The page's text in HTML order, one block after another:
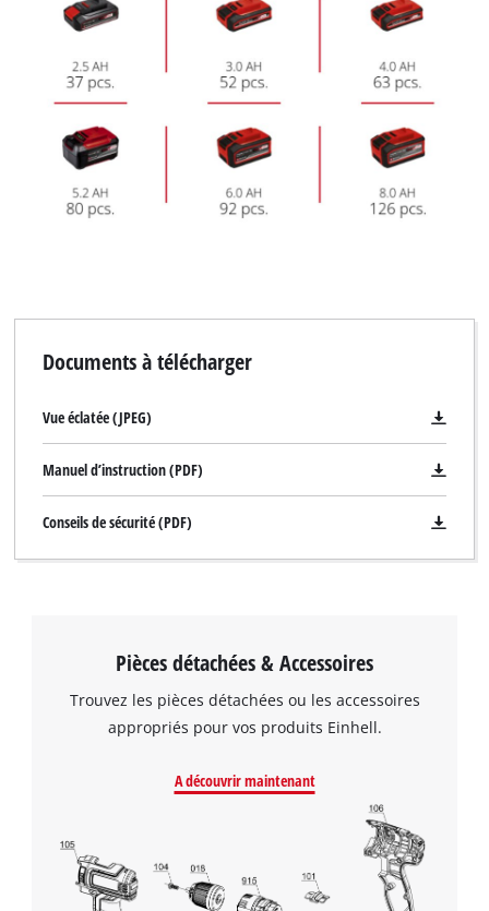
Documents à télécharger
Vue éclatée (JPEG)
Manuel d’instruction (PDF)
Conseils de sécurité (PDF)
Pièces détachées & Accessoires
Trouvez les pièces détachées ou les accessoires
appropriés pour vos produits Einhell.
A découvrir maintenant